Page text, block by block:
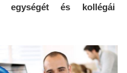
egységét és kollégái